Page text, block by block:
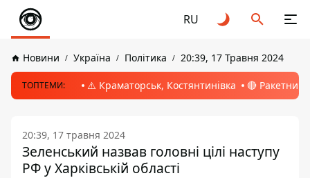
RU
Новини Україна Політика 20:39, 17 Травня 2024
ТОПТЕМИ: ⚠️ Краматорськ, Костянтинівка 🔴 Ракетний
20:39, 17 травня 2024
Зеленський назвав головні цілі наступу
РФ у Харківській області